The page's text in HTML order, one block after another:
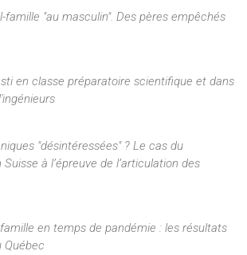
famille "au masculin". Des pères empêchés
en classe préparatoire scientifique et dans
"désintéressées" ? Le cas du
à l’épreuve de l’articulation des
en temps de pandémie : les résultats
Québec